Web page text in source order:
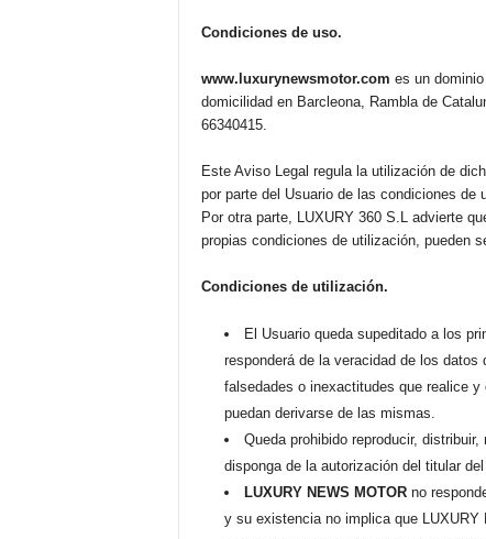
Condiciones de uso.
www.luxurynewsmotor.com es un
domicilidad en Barcleona, Rambla de
66340415.
Este Aviso Legal regula la utilización de
por parte del Usuario de las condiciones de
Por otra parte, LUXURY 360 S.L advierte
propias condiciones de utilización, pueden
Condiciones de utilización.
El Usuario queda supeditado a los
responderá de la veracidad de los
falsedades o inexactitudes que realice
puedan derivarse de las mismas.
Queda prohibido reproducir,
disponga de la autorización del titular
LUXURY NEWS MOTOR no
y su existencia no implica que